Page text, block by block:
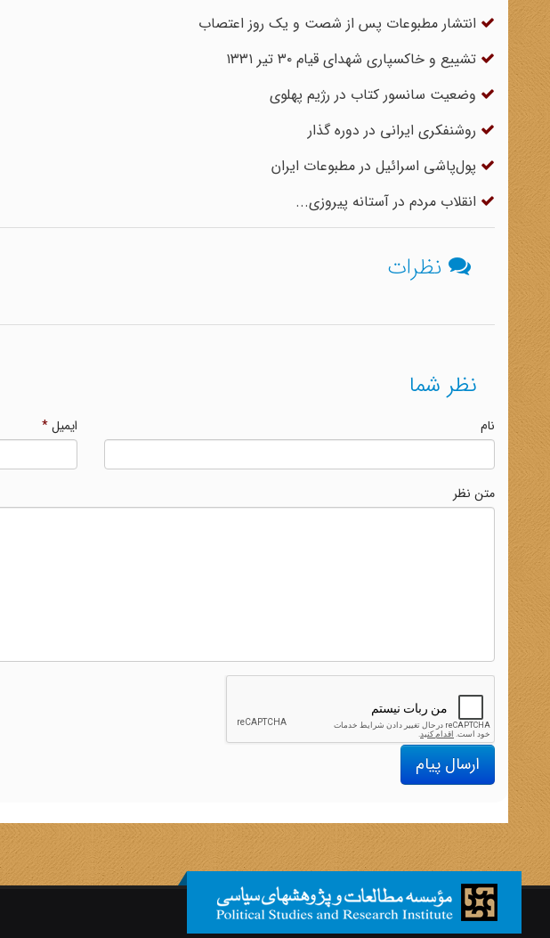
انتشار مطبوعات پس از شصت و یک روز اعتصاب
تشییع و خاکسپاری شهدای قیام ۳۰ تیر ۱۳۳۱
وضعیت سانسور کتاب در رژیم پهلوی
روشنفکری‌ ایرانی‌ در دوره گذار
پول‌پاشی اسرائیل در مطبوعات ایران
انقلاب مردم در آستانه پیروزی...
نظرات
نظر شما
نام ایمیل*
متن نظر
ارسال پیام